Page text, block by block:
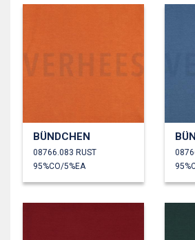
BÜNDCHEN
08766.083 RUST
95%CO/5%EA